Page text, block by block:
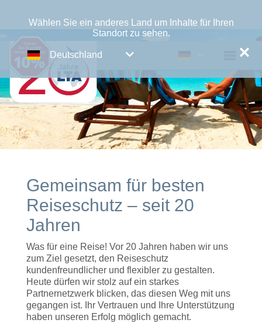
Wählen Sie ein anderes Land um Inhalte für Ihren
Standort zu sehen.
Deutschland ✕
Gemeinsam für besten
Reiseschutz – seit 20
Jahren
Was für eine Reise! Vor 20 Jahren haben wir uns
zum Ziel gesetzt, den Reiseschutz
kundenfreundlicher und flexibler zu gestalten.
Heute dürfen wir stolz auf ein starkes
Partnernetzwerk blicken, das diesen Weg mit uns
gegangen ist. Ihr Vertrauen und Ihre Unterstützung
haben unseren Erfolg möglich gemacht.